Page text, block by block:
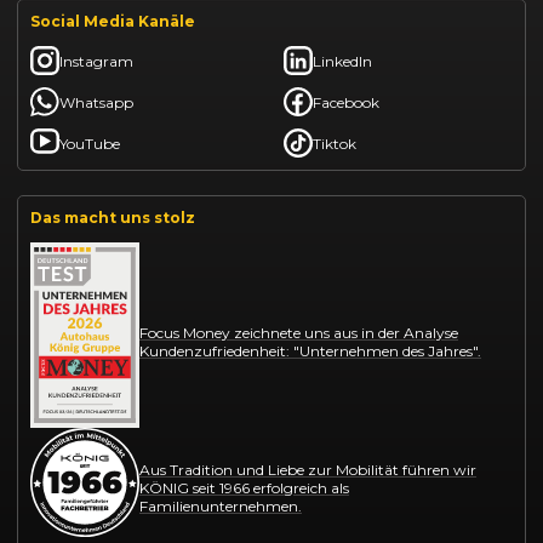
Social Media Kanäle
Instagram LinkedIn
Whatsapp Facebook
YouTube Tiktok
Das macht uns stolz
Focus Money zeichnete uns aus in der Analyse
Kundenzufriedenheit: "Unternehmen des Jahres".
Aus Tradition und Liebe zur Mobilität führen wir
KÖNIG seit 1966 erfolgreich als
Familienunternehmen.